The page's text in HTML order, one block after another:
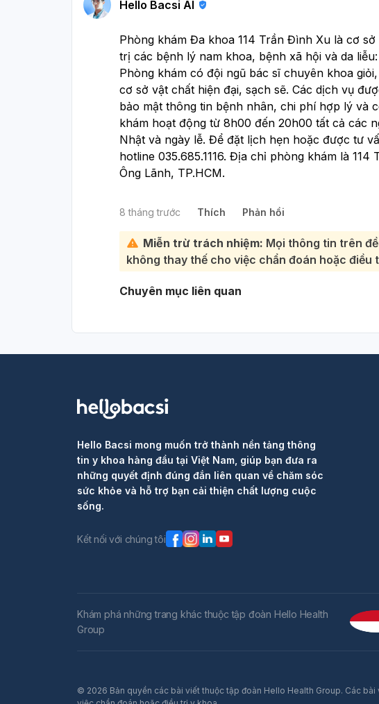
Hello Bacsi AI
Phòng khám Đa khoa 114 Trần Đình Xu là cơ
trị các bệnh lý nam khoa, bệnh xã hội và da liễu:
Phòng khám có đội ngũ bác sĩ chuyên khoa
cơ sở vật chất hiện đại, sạch sẽ. Các dịch vụ
bảo mật thông tin bệnh nhân, chi phí hợp lý và
khám hoạt động từ 8h00 đến 20h00 tất cả các
Nhật và ngày lễ. Để đặt lịch hẹn hoặc được tư
hotline 035.685.1116. Địa chỉ phòng khám là
Ông Lãnh, TP.HCM.
8 tháng trước Thích Phản hồi
Miễn trừ trách nhiệm: Mọi thông tin trên
không thay thế cho việc chẩn đoán hoặc điều
Chuyên mục liên quan
Hello Bacsi mong muốn trở thành nền tảng thông
tin y khoa hàng đầu tại Việt Nam, giúp bạn đưa ra
những quyết định đúng đắn liên quan về chăm sóc
sức khỏe và hỗ trợ bạn cải thiện chất lượng cuộc
sống.
Kết nối với chúng tôi
Khám phá những trang khác thuộc tập đoàn Hello Health
Group
© 2026 Bản quyền các bài viết thuộc tập đoàn Hello Health Group. Các